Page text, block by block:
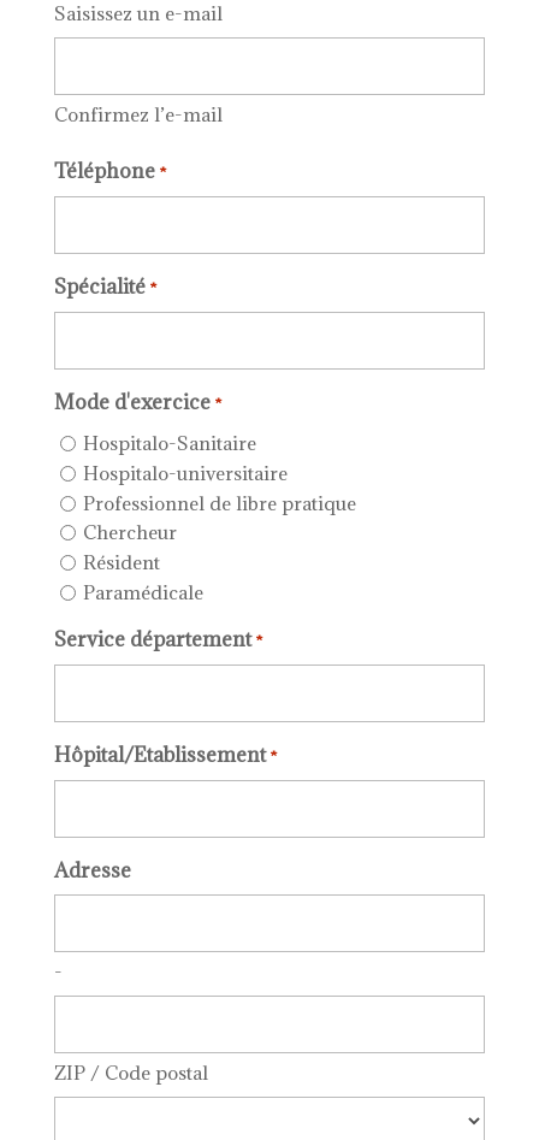
Saisissez un e-mail
Confirmez l’e-mail
Téléphone *
Spécialité *
Mode d'exercice *
Hospitalo-Sanitaire
Hospitalo-universitaire
Professionnel de libre pratique
Chercheur
Résident
Paramédicale
Service département *
Hôpital/Etablissement *
Adresse
-
ZIP / Code postal